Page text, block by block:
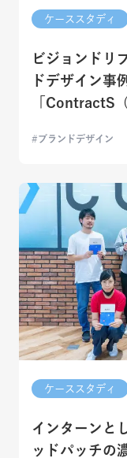
ケーススタディ
ビジョンドリ
ドデザイン事
「ContractS
ブランドデザイン
ケーススタディ
インターンと
ッドパッチの